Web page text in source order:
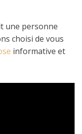
une personne
choisi de vous
informative et